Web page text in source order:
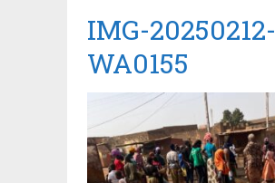
IMG-20250212-
WA0155